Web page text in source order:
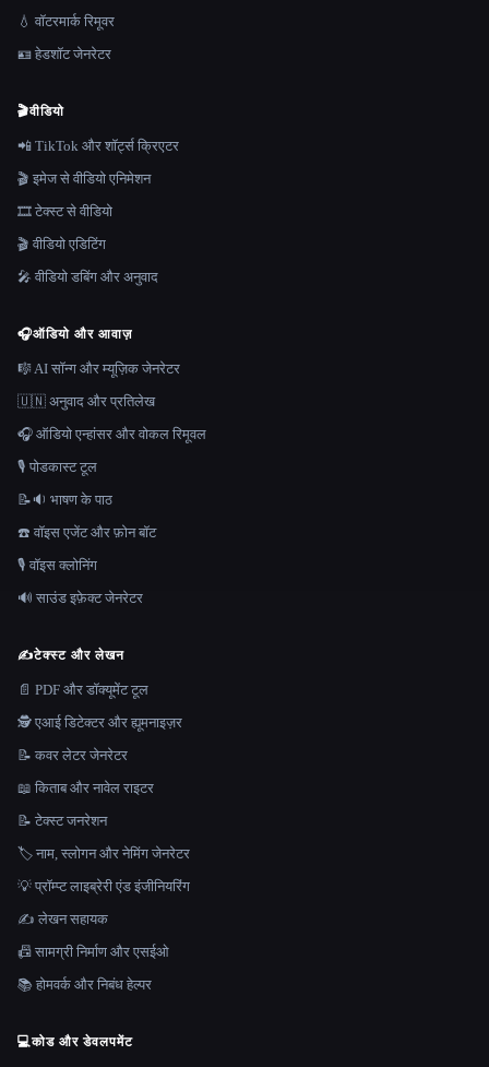
💧 वॉटरमार्क रिमूवर
🪪 हेडशॉट जेनरेटर
🎬वीडियो
📲 TikTok और शॉर्ट्स क्रिएटर
🎬 इमेज से वीडियो एनिमेशन
🎞️ टेक्स्ट से वीडियो
🎬 वीडियो एडिटिंग
🎤 वीडियो डबिंग और अनुवाद
🎧ऑडियो और आवाज़
🎼 AI सॉन्ग और म्यूज़िक जेनरेटर
🇺🇳 अनुवाद और प्रतिलेख
🎧 ऑडियो एन्हांसर और वोकल रिमूवल
🎙️ पोडकास्ट टूल
📝🔉 भाषण के पाठ
☎️ वॉइस एजेंट और फ़ोन बॉट
🎙️ वॉइस क्लोनिंग
🔊 साउंड इफ़ेक्ट जेनरेटर
✍️टेक्स्ट और लेखन
📄 PDF और डॉक्यूमेंट टूल
🕵️ एआई डिटेक्टर और ह्यूमनाइज़र
📝 कवर लेटर जेनरेटर
📖 किताब और नावेल राइटर
📝 टेक्स्ट जनरेशन
🏷️ नाम, स्लोगन और नेमिंग जेनरेटर
💡 प्रॉम्प्ट लाइब्रेरी एंड इंजीनियरिंग
✍️ लेखन सहायक
📠 सामग्री निर्माण और एसईओ
📚 होमवर्क और निबंध हेल्पर
💻कोड और डेवलपमेंट